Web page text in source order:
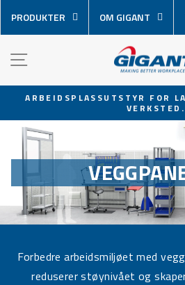
over
innhold
PRODUKTER OM GIGANT
Sett
på
pause
ARBEIDSPLASSUTSTYR FOR
VERKSTED.
Forbedre arbeidsmiljøet med
reduserer støynivået og